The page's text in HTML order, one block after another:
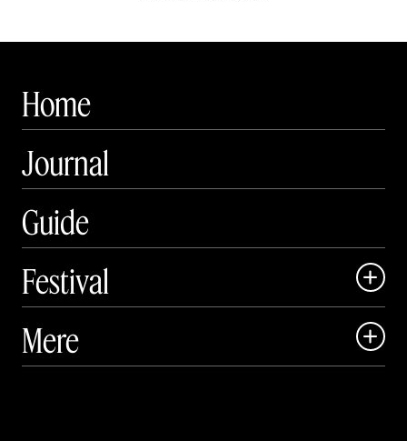
Home
Journal
Guide
Festival

 Art Matter Festival
Mere 